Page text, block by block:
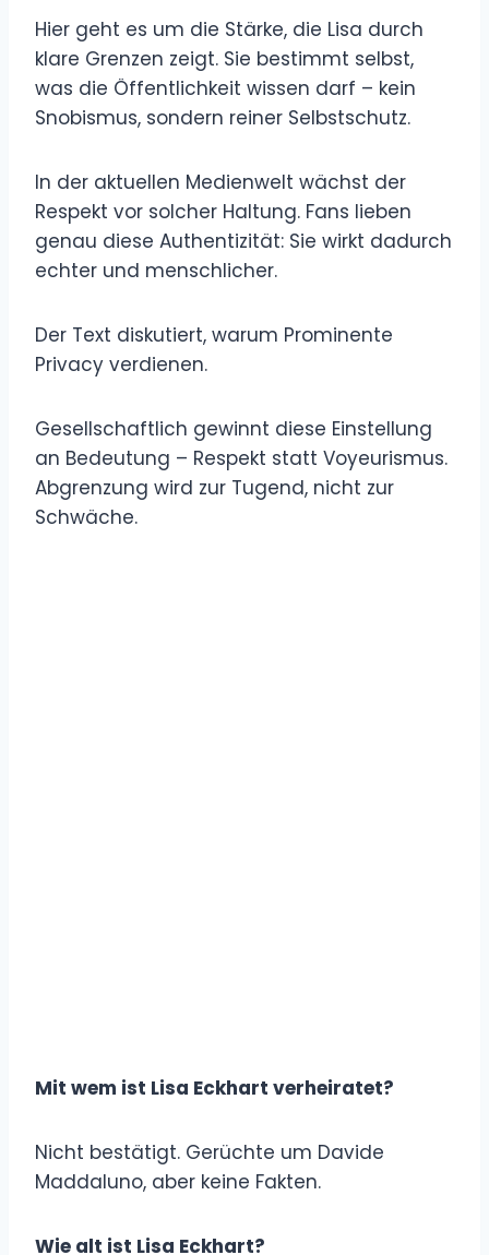
Hier geht es um die Stärke, die Lisa durch
klare Grenzen zeigt. Sie bestimmt selbst,
was die Öffentlichkeit wissen darf – kein
Snobismus, sondern reiner Selbstschutz.
In der aktuellen Medienwelt wächst der
Respekt vor solcher Haltung. Fans lieben
genau diese Authentizität: Sie wirkt dadurch
echter und menschlicher.
Der Text diskutiert, warum Prominente
Privacy verdienen.
Gesellschaftlich gewinnt diese Einstellung
an Bedeutung – Respekt statt Voyeurismus.
Abgrenzung wird zur Tugend, nicht zur
Schwäche.
Mit wem ist Lisa Eckhart verheiratet?
Nicht bestätigt. Gerüchte um Davide
Maddaluno, aber keine Fakten.
Wie alt ist Lisa Eckhart?